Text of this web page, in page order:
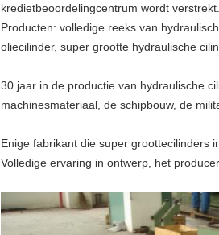
kredietbeoordelingcentrum wordt verstrekt.
Producten: volledige reeks van
oliecilinder, super grootte hydraulische
30 jaar in de productie van hydraulische
machinesmateriaal, de schipbouw, de
Enige fabrikant die super groottecilinders
Volledige ervaring in ontwerp, het